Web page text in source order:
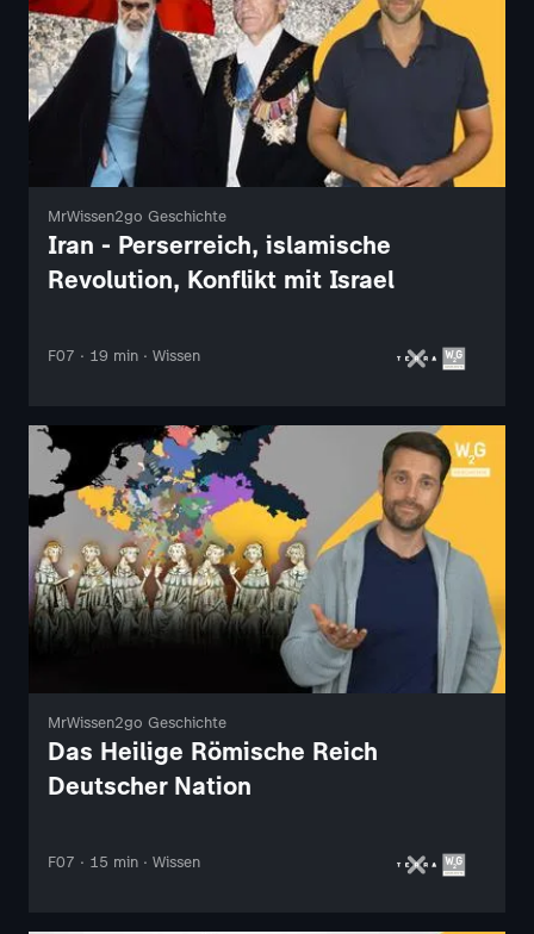
MrWissen2go Geschichte
Iran - Perserreich, islamische
Revolution, Konflikt mit Israel
F07 · 19 min · Wissen
MrWissen2go Geschichte
Das Heilige Römische Reich
Deutscher Nation
F07 · 15 min · Wissen